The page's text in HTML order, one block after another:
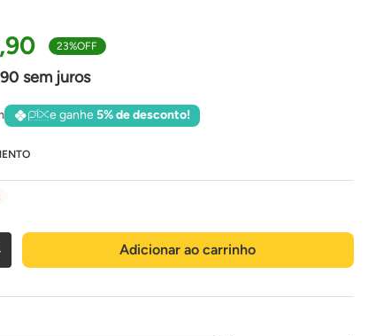
90 23%OFF
90 sem juros
e ganhe5% de desconto!
Adicionar ao carrinho